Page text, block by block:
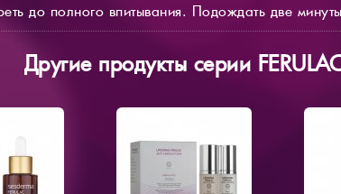
до полного впитывания. Подождать две
Другие продукты серии